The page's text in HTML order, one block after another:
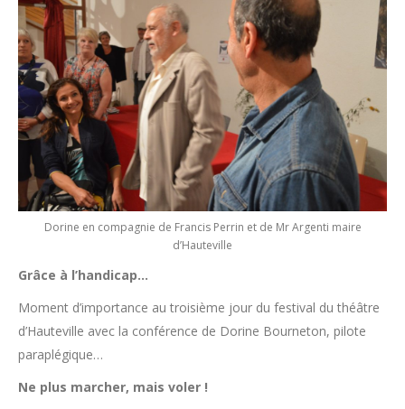
Dorine en compagnie de Francis Perrin et de Mr Argenti maire
d’Hauteville
Grâce à l’handicap…
Moment d’importance au troisième jour du festival du théâtre
d’Hauteville avec la conférence de Dorine Bourneton, pilote
paraplégique…
Ne plus marcher, mais voler !